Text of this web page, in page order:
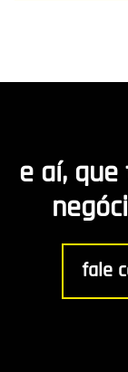
Desenvolvimento de
R8 Indica
Gestão
e aí,
fale